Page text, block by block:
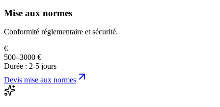
Mise aux normes
Conformité réglementaire et sécurité.
€
500–3000 €
Durée : 2-5 jours
Devis mise aux normes